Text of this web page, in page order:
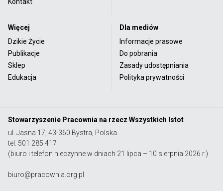
Kontakt
Więcej
Dzikie Życie
Publikacje
Sklep
Edukacja
Dla mediów
Informacje prasowe
Do pobrania
Zasady udostępniania
Polityka prywatności
Stowarzyszenie Pracownia na rzecz Wszystkich Istot
ul. Jasna 17, 43-360 Bystra, Polska
tel. 501 285 417
(biuro i telefon nieczynne w dniach 21 lipca – 10 sierpnia 2026 r.)
biuro@pracownia.org.pl